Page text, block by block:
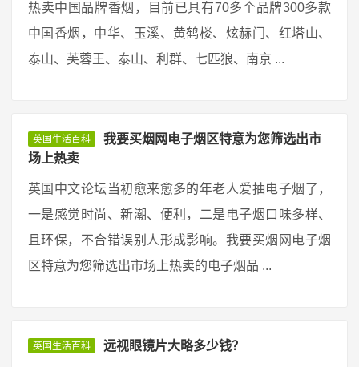
热卖中国品牌香烟，目前已具有70多个品牌300多款
中国香烟，中华、玉溪、黄鹤楼、炫赫门、红塔山、
泰山、芙蓉王、泰山、利群、七匹狼、南京 ...
英国生活百科
我要买烟网电子烟区特意为您筛选出市
场上热卖
英国中文论坛当初愈来愈多的年老人爱抽电子烟了，
一是感觉时尚、新潮、便利，二是电子烟口味多样、
且环保，不合错误别人形成影响。我要买烟网电子烟
区特意为您筛选出市场上热卖的电子烟品 ...
英国生活百科 远视眼镜片大略多少钱？